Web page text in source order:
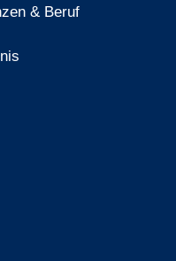
& Beruf